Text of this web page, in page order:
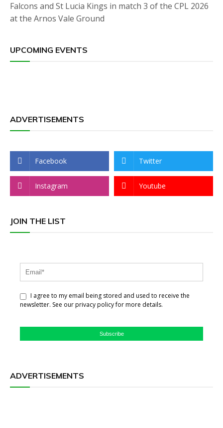
Falcons and St Lucia Kings in match 3 of the CPL 2026
at the Arnos Vale Ground
UPCOMING EVENTS
ADVERTISEMENTS
Facebook Twitter
Instagram Youtube
JOIN THE LIST
I agree to my email being stored and used to receive the
newsletter. See our privacy policy for more details.
Subscribe
ADVERTISEMENTS